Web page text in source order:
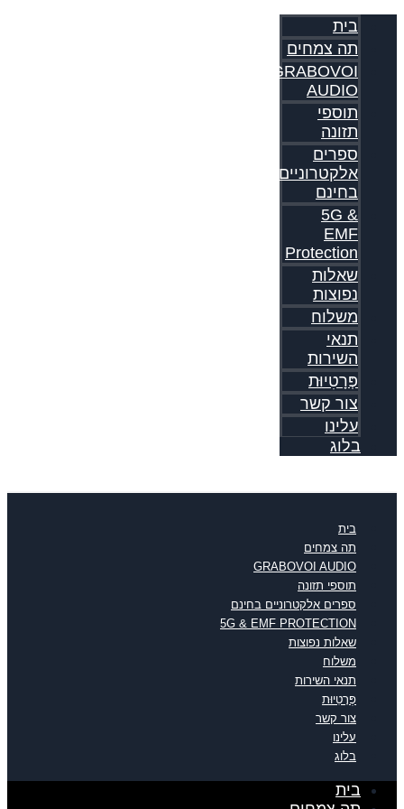
בית
תה צמחים
GRABOVOI
AUDIO
תוספי
תזונה
ספרים
אלקטרוניים
בחינם
5G &
EMF
Protection
שאלות
נפוצות
משלוח
תנאי
השירות
פְּרָטִיוּת
צור קשר
עלינו
בלוג
בית
תה צמחים
GRABOVOI AUDIO
תוספי תזונה
ספרים אלקטרוניים בחינם
5G & EMF PROTECTION
שאלות נפוצות
משלוח
תנאי השירות
פְּרָטִיוּת
צור קשר
עלינו
בלוג
בית